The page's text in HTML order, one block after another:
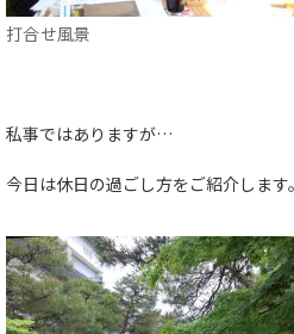
打合せ風景
私事ではありますが…
今日は休日の過ごし方をご紹介します